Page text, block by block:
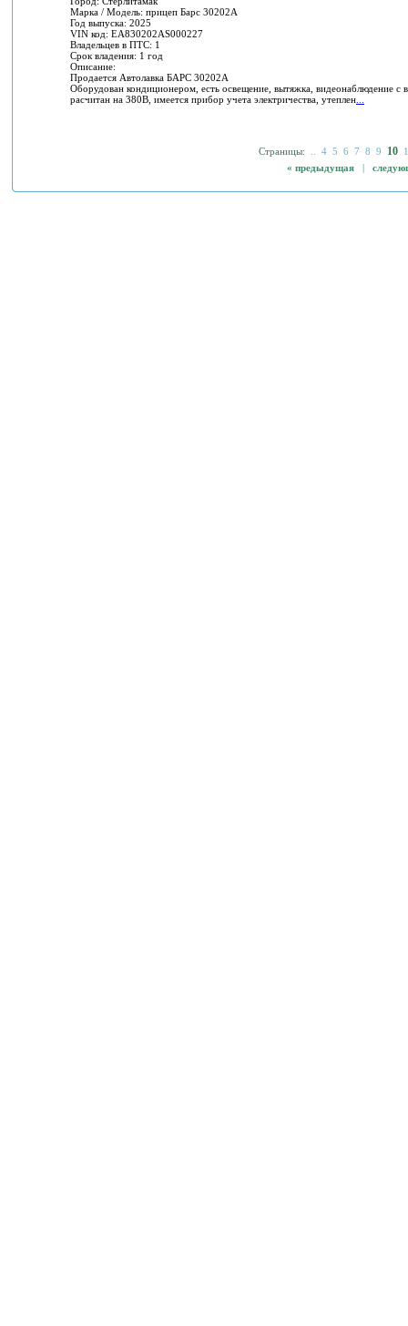
Марка / Модель: прицеп Барс 30202А
Год выпуска: 2025
VIN код: EA830202AS000227
Владельцев в ПТС: 1
Срок владения: 1 год
Описание:
Продается Автолавка БАРС 30202А
Оборудован кондиционером, есть освещение, вытяжка, видеонаблюдение с
расчитан на 380В, имеется прибор учета электричества, утеплен
Страницы: 4 5 6 7 8 9 10
« предыдущая |